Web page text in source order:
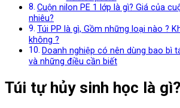
Cuộn nilon PE 1 lớp là gì? Giá của
nhiêu?
Túi PP là gì, Gồm những loại nào ?
không ?
Doanh nghiệp có nên dùng bao bì
và những điều cần biết
Túi tự hủy sinh học là gì?